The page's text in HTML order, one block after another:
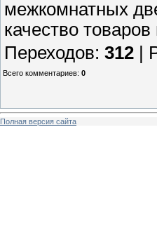
межкомнатных
качество
Переходов: 312 |
Всего комментариев: 0
Полная версия сайта